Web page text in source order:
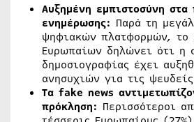
Αυξημένη εμπιστοσύνη
ενημέρωσης: Παρά τη
ψηφιακών πλατφορμών, το
Ευρωπαίων δηλώνει ότι η
δημοσιογραφίας έχει
ανησυχιών για τις
Τα fake news
πρόκληση: Περισσότεροι